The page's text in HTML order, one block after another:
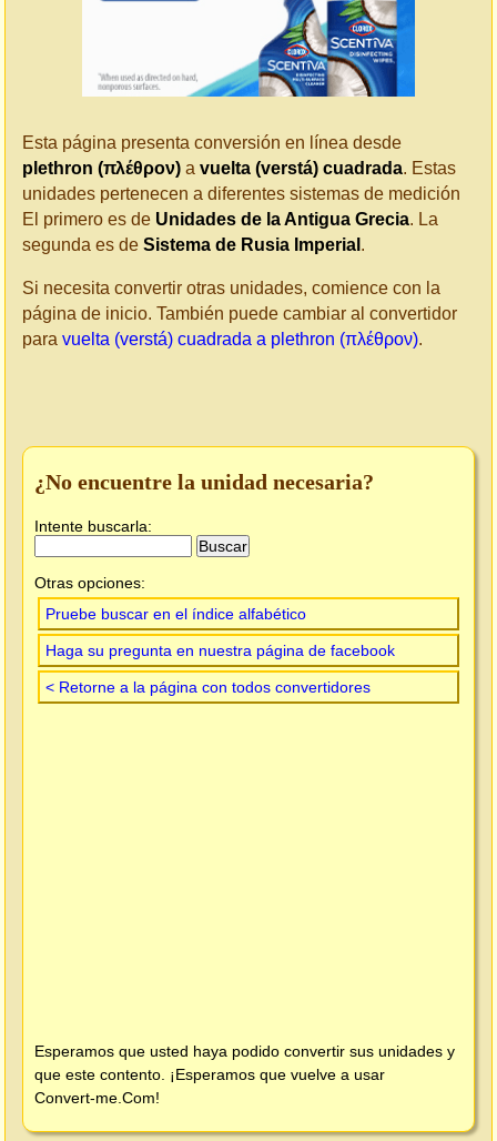
Esta página presenta conversión en línea desde
plethron (πλέθρον) a vuelta (verstá) cuadrada. Estas
unidades pertenecen a diferentes sistemas de medición
El primero es de Unidades de la Antigua Grecia. La
segunda es de Sistema de Rusia Imperial .
Si necesita convertir otras unidades, comience con la
página de inicio. También puede cambiar al convertidor
para vuelta (verstá) cuadrada a plethron (πλέθρον).
¿No encuentre la unidad necesaria?
Intente buscarla:
Otras opciones:
Pruebe buscar en el índice alfabético
Haga su pregunta en nuestra página de facebook
< Retorne a la página con todos convertidores
Esperamos que usted haya podido convertir sus unidades y
que este contento. ¡Esperamos que vuelve a usar
Convert-me.Com!